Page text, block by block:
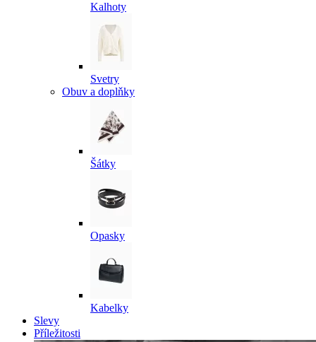
Kalhoty
Svetry
Obuv a doplňky
Šátky
Opasky
Kabelky
Slevy
Příležitosti